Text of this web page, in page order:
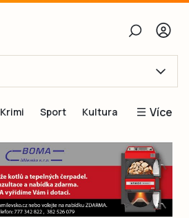
Obnovit heslo
Přihlásit se
Krimi Sport Kultura Více
Blogy
Inspirace
Čtenáři píší
Speciální přílohy